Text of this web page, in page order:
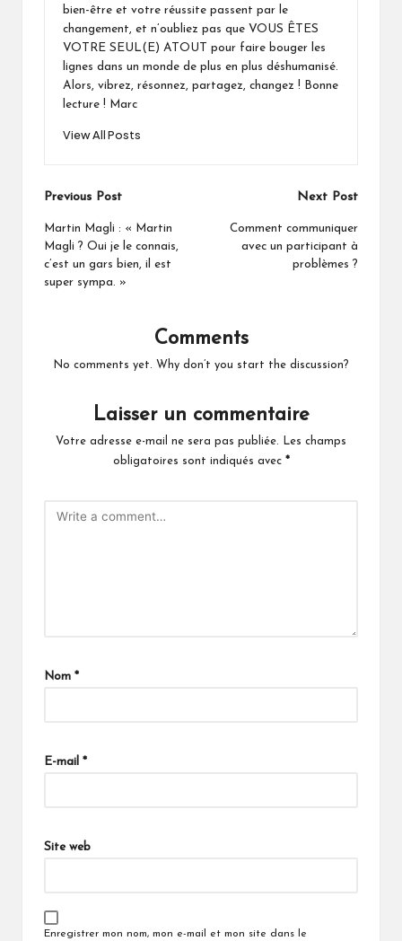
bien-être et votre réussite passent par le
changement, et n’oubliez pas que VOUS ÊTES
VOTRE SEUL(E) ATOUT pour faire bouger les
lignes dans un monde de plus en plus déshumanisé.
Alors, vibrez, résonnez, partagez, changez ! Bonne
lecture ! Marc
View All Posts
Post
navigation
Previous Post
Martin Magli : « Martin
Magli ? Oui je le connais,
c’est un gars bien, il est
super sympa. »
Next Post
Comment communiquer
avec un participant à
problèmes ?
Comments
No comments yet. Why don’t you start the discussion?
Laisser un commentaire
Votre adresse e-mail ne sera pas publiée.
Les champs
obligatoires sont indiqués avec *
Nom *
E-mail *
Site web
Enregistrer mon nom, mon e-mail et mon site dans le